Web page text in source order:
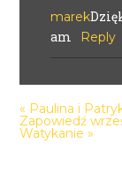
POST
marek
am
Reply
« Paulina i
Zapowiedź
Watykanie »